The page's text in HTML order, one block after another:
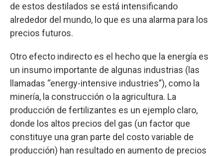
de estos destilados se está intensificando
alrededor del mundo, lo que es una alarma para los
precios futuros.
Otro efecto indirecto es el hecho que la energía es
un insumo importante de algunas industrias (las
llamadas “energy-intensive industries”), como la
minería, la construcción o la agricultura. La
producción de fertilizantes es un ejemplo claro,
donde los altos precios del gas (un factor que
constituye una gran parte del costo variable de
producción) han resultado en aumento de precios